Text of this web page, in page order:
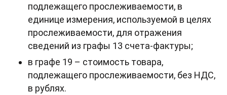
подлежащего прослеживаемости, в
единице измерения, используемой в целях
прослеживаемости, для отражения
сведений из графы 13 счета-фактуры;
в графе 19 – стоимость товара,
подлежащего прослеживаемости, без НДС,
в рублях.